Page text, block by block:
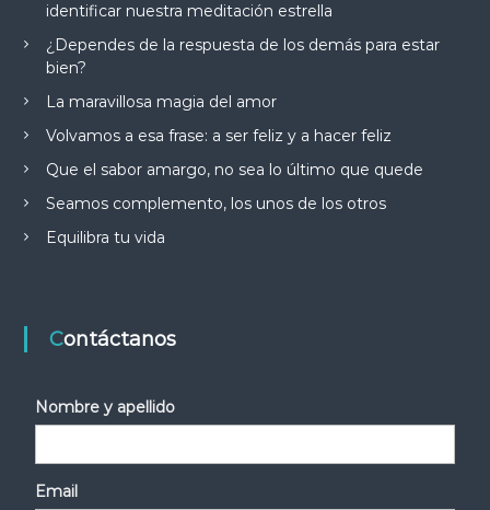
identificar nuestra meditación estrella
¿Dependes de la respuesta de los demás para estar
bien?
La maravillosa magia del amor
Volvamos a esa frase: a ser feliz y a hacer feliz
Que el sabor amargo, no sea lo último que quede
Seamos complemento, los unos de los otros
Equilibra tu vida
Contáctanos
Nombre y apellido
Email